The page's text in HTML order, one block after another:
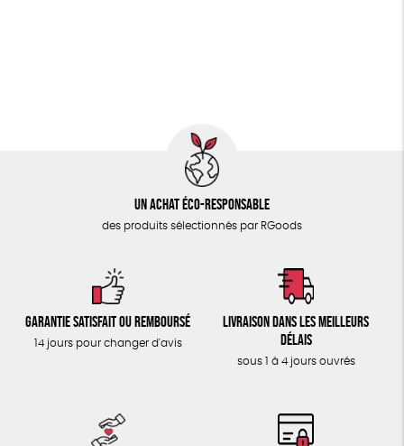
Un achat éco-responsable
des produits sélectionnés par RGoods
Garantie satisfait ou remboursé
14 jours pour changer d'avis
Livraison dans les meilleurs
délais
sous 1 à 4 jours ouvrés